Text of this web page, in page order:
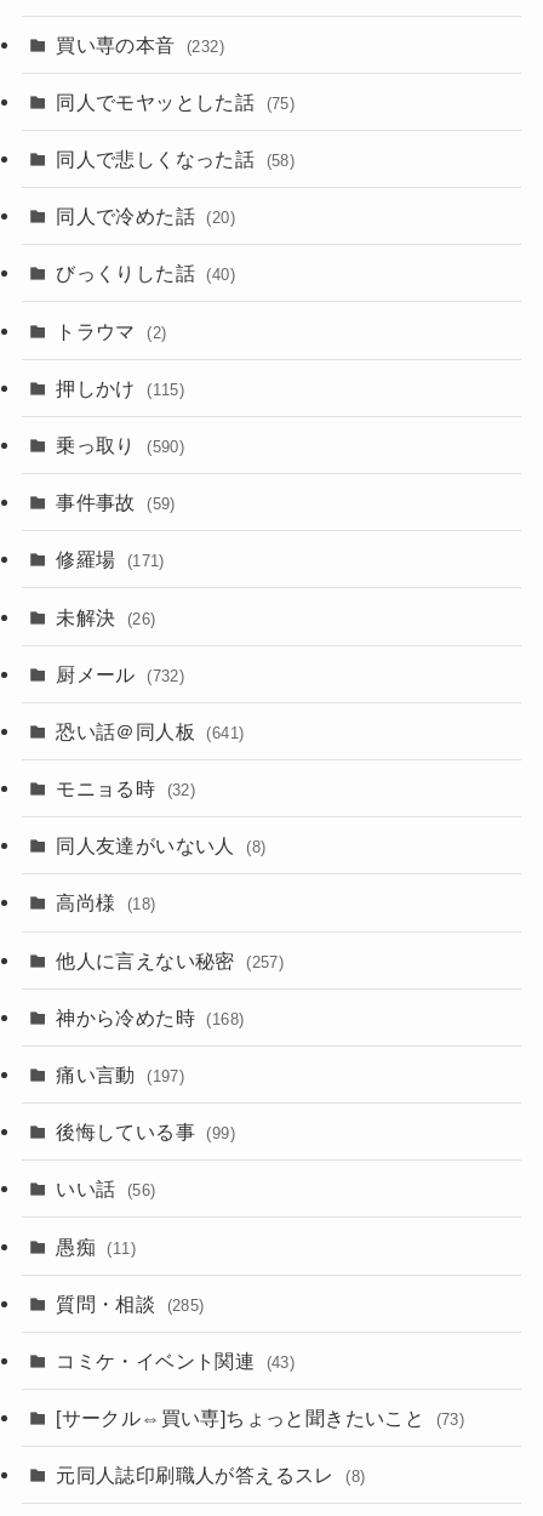
買い専の本音 (232)
同人でモヤッとした話 (75)
同人で悲しくなった話 (58)
同人で冷めた話 (20)
びっくりした話 (40)
トラウマ (2)
押しかけ (115)
乗っ取り (590)
事件事故 (59)
修羅場 (171)
未解決 (26)
厨メール (732)
恐い話＠同人板 (641)
モニョる時 (32)
同人友達がいない人 (8)
高尚様 (18)
他人に言えない秘密 (257)
神から冷めた時 (168)
痛い言動 (197)
後悔している事 (99)
いい話 (56)
愚痴 (11)
質問・相談 (285)
コミケ・イベント関連 (43)
[サークル⇔買い専]ちょっと聞きたいこと (73)
元同人誌印刷職人が答えるスレ (8)